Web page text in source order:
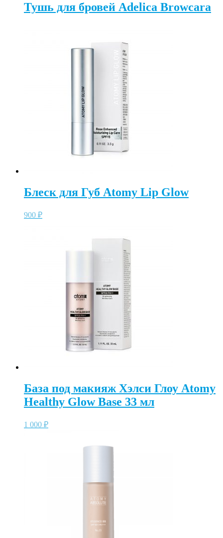
Тушь для бровей Adelica Browcara
Блеск для Губ Atomy Lip Glow
900 ₽
База под макияж Хэлси Глоу Atomy
Healthy Glow Base 33 мл
1 000 ₽